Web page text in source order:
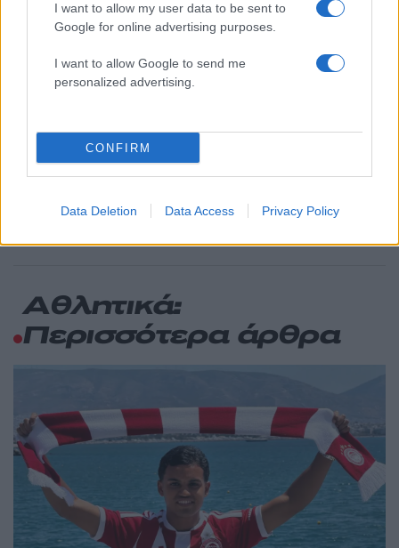
I want to allow my user data to be sent to
Google for online advertising purposes.
I want to allow Google to send me
personalized advertising.
CONFIRM
Data Deletion Data Access Privacy Policy
Marfin: Η 46χρονη πήρε προθεσμία για
να απολογηθεί την Τρίτη – «Είναι αθώα,
συμμετείχε στη διαδήλωση όπως και
100.000 άτομα»
φόρος – Τι ισχυεί για τις γονικές παροχές
59 Το πολωμένο μελτέμι που τροφοδότησε
τις φωτιές σε Αττική και Βοιωτία: «Από τα
χρόνων»
Αθλητικά:
Περισσότερα άρθρα